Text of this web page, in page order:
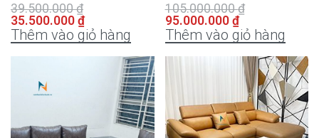
39.500.000₫
35.500.000 ₫
Thêm vào giỏ hàng
105.000.000₫
95.000.000 ₫
Thêm vào giỏ hàng